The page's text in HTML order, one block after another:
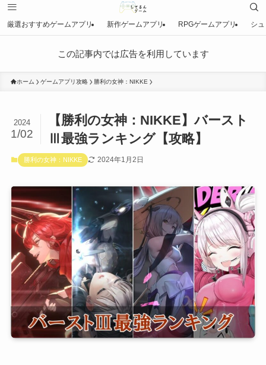
厳選おすすめゲームアプリ 新作ゲームアプリ RPGゲームアプリ シ
この記事内では広告を利用しています
ホーム ゲームアプリ攻略 勝利の女神：NIKKE
【勝利の女神：NIKKE】バースト
Ⅲ最強ランキング【攻略】
2024
1/02
勝利の女神：NIKKE 2024年1月2日